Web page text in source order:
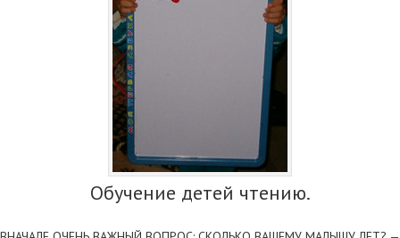
Обучение детей чтению.